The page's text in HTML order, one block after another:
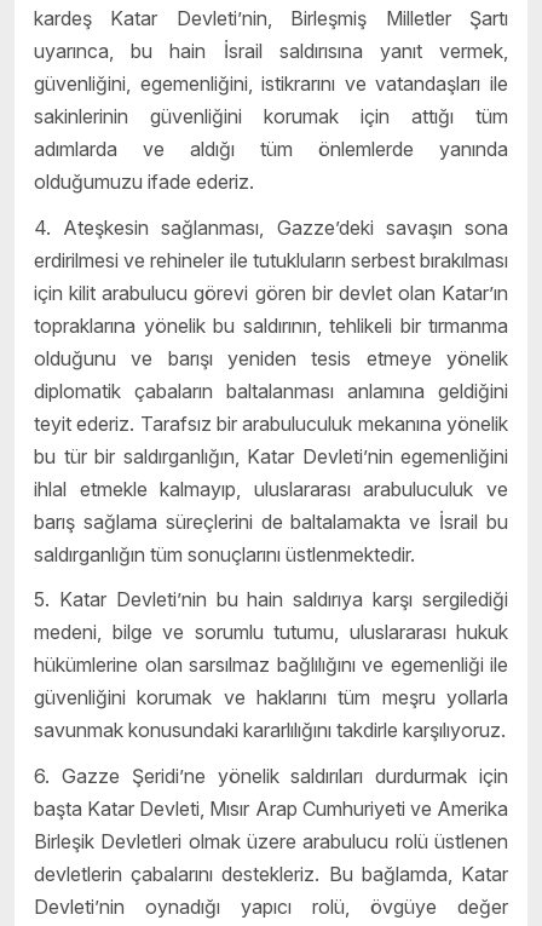
kardeş Katar Devleti’nin, Birleşmiş Milletler Şartı
uyarınca, bu hain İsrail saldırısına yanıt vermek,
güvenliğini, egemenliğini, istikrarını ve vatandaşları ile
sakinlerinin güvenliğini korumak için attığı tüm
adımlarda ve aldığı tüm önlemlerde yanında
olduğumuzu ifade ederiz.
4. Ateşkesin sağlanması, Gazze’deki savaşın sona
erdirilmesi ve rehineler ile tutukluların serbest bırakılması
için kilit arabulucu görevi gören bir devlet olan Katar’ın
topraklarına yönelik bu saldırının, tehlikeli bir tırmanma
olduğunu ve barışı yeniden tesis etmeye yönelik
diplomatik çabaların baltalanması anlamına geldiğini
teyit ederiz. Tarafsız bir arabuluculuk mekanına yönelik
bu tür bir saldırganlığın, Katar Devleti’nin egemenliğini
ihlal etmekle kalmayıp, uluslararası arabuluculuk ve
barış sağlama süreçlerini de baltalamakta ve İsrail bu
saldırganlığın tüm sonuçlarını üstlenmektedir.
5. Katar Devleti’nin bu hain saldırıya karşı sergilediği
medeni, bilge ve sorumlu tutumu, uluslararası hukuk
hükümlerine olan sarsılmaz bağlılığını ve egemenliği ile
güvenliğini korumak ve haklarını tüm meşru yollarla
savunmak konusundaki kararlılığını takdirle karşılıyoruz.
6. Gazze Şeridi’ne yönelik saldırıları durdurmak için
başta Katar Devleti, Mısır Arap Cumhuriyeti ve Amerika
Birleşik Devletleri olmak üzere arabulucu rolü üstlenen
devletlerin çabalarını destekleriz. Bu bağlamda, Katar
Devleti’nin oynadığı yapıcı rolü, övgüye değer